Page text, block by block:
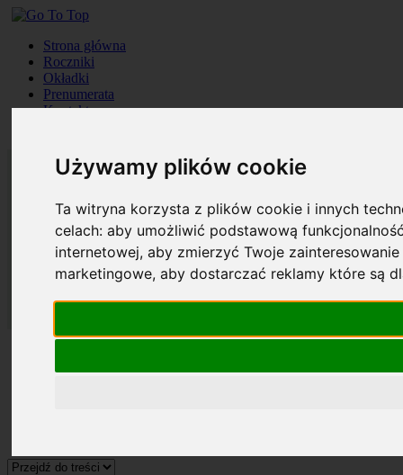
Używamy plików cookie
Ta witryna korzysta z plików cookie i innych
celach:aby umożliwić podstawową
internetowej,aby zmierzyć Twoje
marketingowe,aby dostarczać reklamy które są
Strona główna
Roczniki
Okładki
Prenumerata
Kontakt
Roczniki